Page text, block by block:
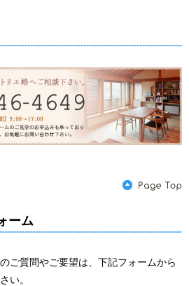
ーム
ご質問やご要望は、下記フォームから
い。